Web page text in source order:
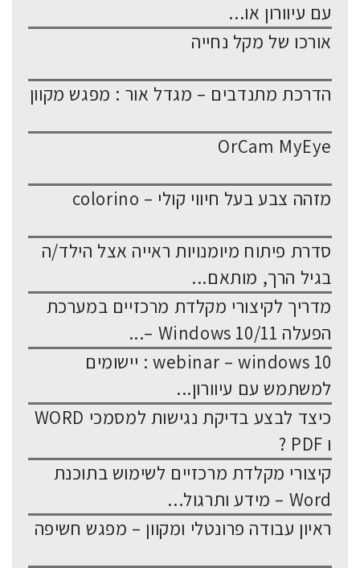
עם עיוורון או...
אורכו של מקל נחייה
הדרכת מתנדבים – מגדל אור : מפגש מקוון
OrCam MyEye
מזהה צבע בעל חיווי קולי – colorino
סדרת פיתוח מיומנויות ראייה אצל הילד/ה
בגיל הרך, מותאם...
מדריך לקיצורי מקלדת מרכזיים במערכת
הפעלה Windows 10/11 –...
webinar – windows 10 : יישומים
למשתמש עם עיוורון...
כיצד לבצע בדיקת נגישות למסמכי WORD
ו PDF ?
קיצורי מקלדת מרכזיים לשימוש בתוכנת
Word – מידע ותרגול...
ראיון עבודה פרונטלי ומקוון – מפגש חשיפה